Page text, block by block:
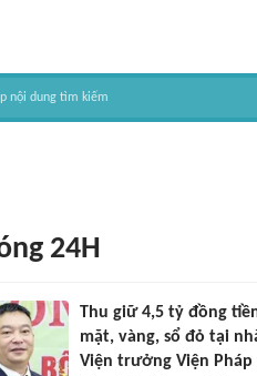
24H
Thu giữ 4,5 tỷ đồng
mặt, vàng, sổ đỏ tại
Viện trưởng Viện Pháp